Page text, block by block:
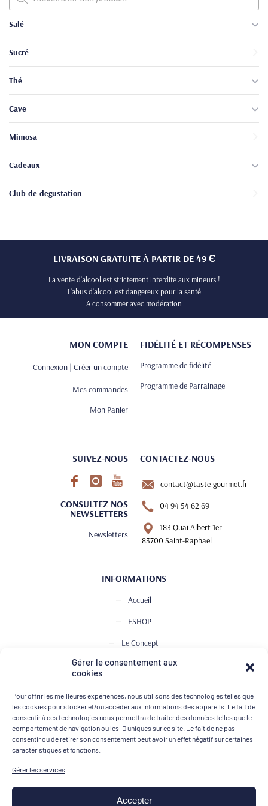
Gérer le consentement aux
cookies
Pour offrir les meilleures expériences, nous utilisons des technologies telles que
les cookies pour stocker et/ou accéder aux informations des appareils. Le fait de
consentir à ces technologies nous permettra de traiter des données telles que le
comportement de navigation ou les ID uniques sur ce site. Le fait de ne pas
consentir ou de retirer son consentement peut avoir un effet négatif sur certaines
caractéristiques et fonctions.
Gérer les services
Accepter
produits
Salé
Sucré
Thé
Cave
Mimosa
Cadeaux
Club de degustation
LIVRAISON GRATUITE À PARTIR DE 49 Є
La vente d’alcool est strictement interdite aux mineurs !
L’abus d’alcool est dangereux pour la santé
A consommer avec modération
MON COMPTE
Connexion | Créer un compte
Mes commandes
Mon Panier
FIDÉLITÉ ET RÉCOMPENSES
Programme de fidélité
Programme de Parrainage
SUIVEZ-NOUS
CONSULTEZ NOS
NEWSLETTERS
Newsletters
CONTACTEZ-NOUS
contact@taste-gourmet.fr
04 94 54 62 69
183 Quai Albert 1er
83700 Saint-Raphael
INFORMATIONS
Accueil
ESHOP
Le Concept
Club de Dégustation
Contact
MOYENS DE PAIEMENT